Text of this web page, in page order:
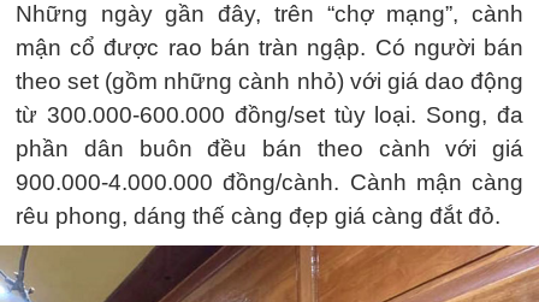
Những ngày gần đây, trên “chợ mạng”, cành
mận cổ được rao bán tràn ngập. Có người bán
theo set (gồm những cành nhỏ) với giá dao động
từ 300.000-600.000 đồng/set tùy loại. Song, đa
phần dân buôn đều bán theo cành với giá
900.000-4.000.000 đồng/cành. Cành mận càng
rêu phong, dáng thế càng đẹp giá càng đắt đỏ.